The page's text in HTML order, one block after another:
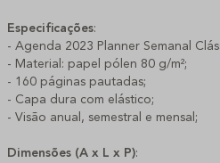
Especificações:
- Agenda 2023 Planner Semanal
- Material: papel pólen 80 g/m²;
- 160 páginas pautadas;
- Capa dura com elástico;
- Visão anual, semestral e mensal;
Dimensões (A x L x P):